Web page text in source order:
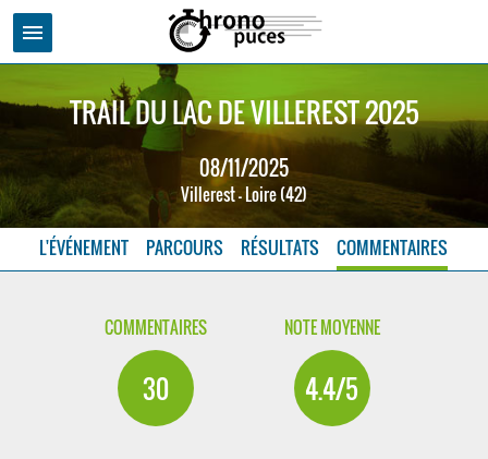
menu
TRAIL DU LAC DE VILLEREST 2025
08/11/2025
Villerest - Loire (42)
L'ÉVÉNEMENT PARCOURS RÉSULTATS COMMENTAIRES
COMMENTAIRES
30
NOTE MOYENNE
4.4/5